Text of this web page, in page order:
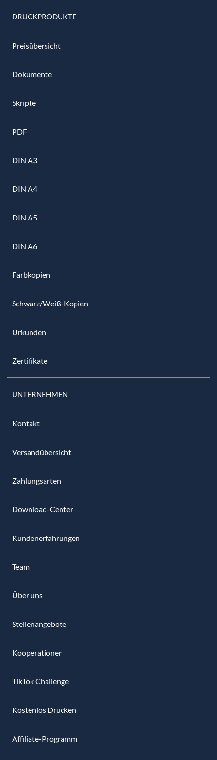
DRUCKPRODUKTE
Preisübersicht
Dokumente
Skripte
PDF
DIN A3
DIN A4
DIN A5
DIN A6
Farbkopien
Schwarz/Weiß-Kopien
Urkunden
Zertifikate
UNTERNEHMEN
Kontakt
Versandübersicht
Zahlungsarten
Download-Center
Kundenerfahrungen
Team
Über uns
Stellenangebote
Kooperationen
TikTok Challenge
Kostenlos Drucken
Affiliate-Programm